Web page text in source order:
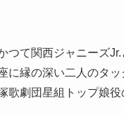
つて関西ジャニーズ
に縁の深い二人のタ
歌劇団星組トップ娘